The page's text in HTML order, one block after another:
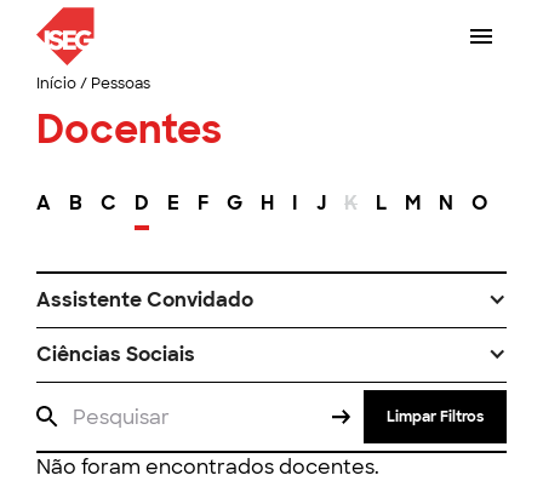
Início/ Pessoas
Docentes
A B C D E F G H I J K L M N O
Assistente Convidado
Ciências Sociais
Limpar Filtros
Não foram encontrados docentes.